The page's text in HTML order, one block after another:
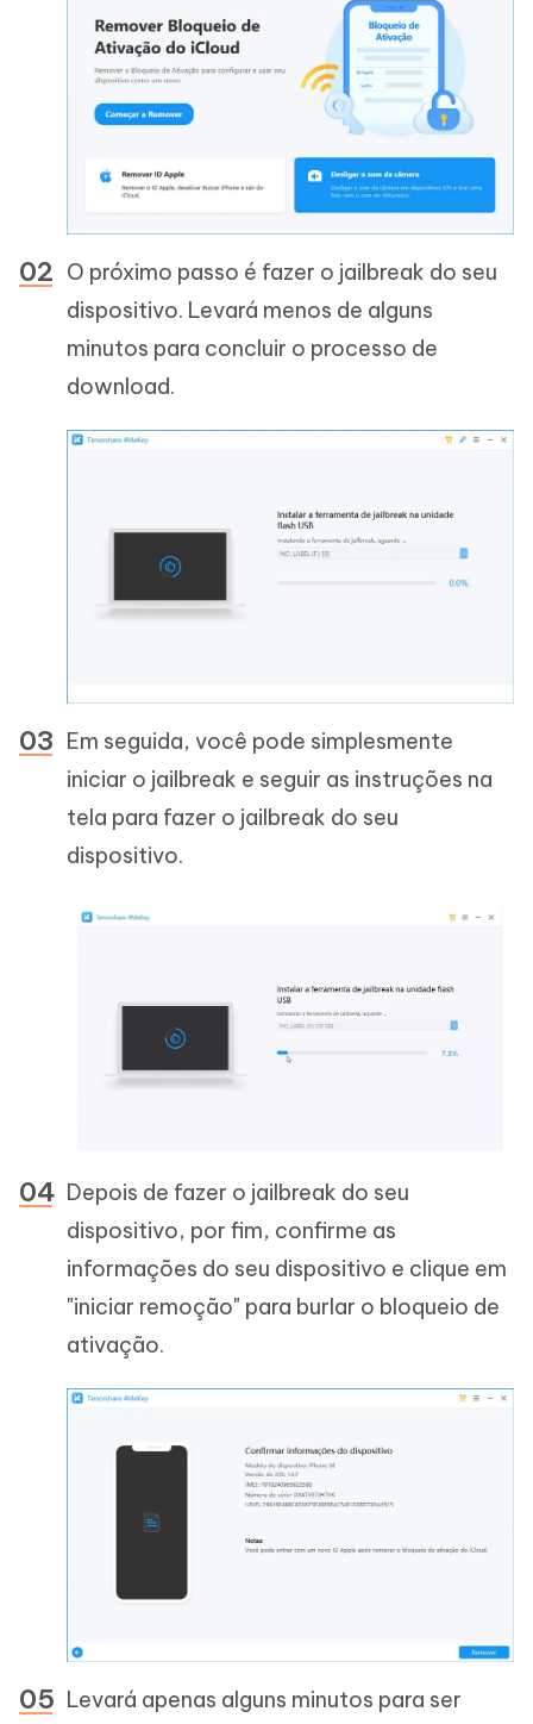
O próximo passo é fazer o jailbreak do seu
dispositivo. Levará menos de alguns
minutos para concluir o processo de
download.
Em seguida, você pode simplesmente
iniciar o jailbreak e seguir as instruções na
tela para fazer o jailbreak do seu
dispositivo.
Depois de fazer o jailbreak do seu
dispositivo, por fim, confirme as
informações do seu dispositivo e clique em
"iniciar remoção" para burlar o bloqueio de
ativação.
Levará apenas alguns minutos para ser